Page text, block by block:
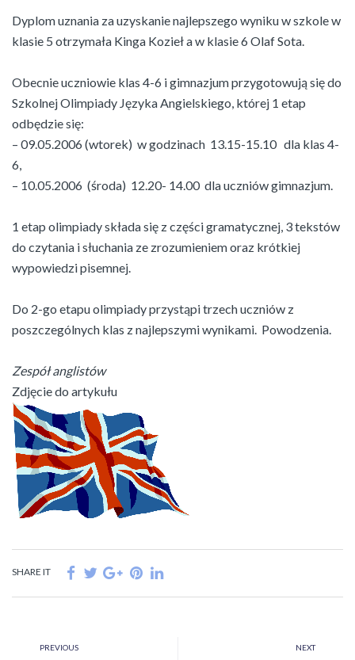
Dyplom uznania za uzyskanie najlepszego wyniku w szkole w
klasie 5 otrzymała Kinga Kozieł a w klasie 6 Olaf Sota.
Obecnie uczniowie klas 4-6 i gimnazjum przygotowują się do
Szkolnej Olimpiady Języka Angielskiego, której 1 etap
odbędzie się:
– 09.05.2006 (wtorek) w godzinach 13.15-15.10 dla klas 4-
6,
– 10.05.2006 (środa) 12.20- 14.00 dla uczniów gimnazjum.
1 etap olimpiady składa się z części gramatycznej, 3 tekstów
do czytania i słuchania ze zrozumieniem oraz krótkiej
wypowiedzi pisemnej.
Do 2-go etapu olimpiady przystąpi trzech uczniów z
poszczególnych klas z najlepszymi wynikami. Powodzenia.
Zespół anglistów
Zdjęcie do artykułu
SHARE IT
PREVIOUS NEXT